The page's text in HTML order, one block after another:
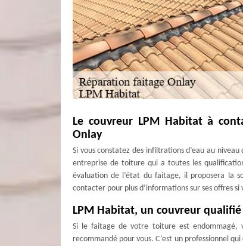
Le couvreur LPM Habitat à
Onlay
Si vous constatez des infiltrations d’eau au
entreprise de toiture qui a toutes les
évaluation de l’état du faitage, il proposera la
contacter pour plus d’informations sur ses offres si
LPM Habitat, un couvreur
Si le faitage de votre toiture est endommagé,
recommandé pour vous. C’est un professionnel